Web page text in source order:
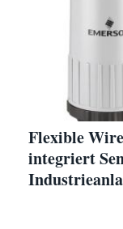
Flexible
integriert